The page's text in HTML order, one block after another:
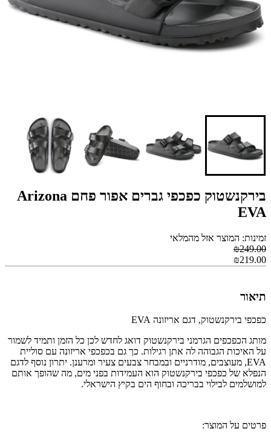
בירקנשטוק כפכפי גברים אפור פחם Arizona
EVA
זמינות: המוצר אזל מהמלאי
₪249.00
₪219.00
תיאור
כפכפי בירקנשטוק, דגם אריזונה EVA
מותג הכפכפים הגרמני בירקנשטוק דואג לחדש לכן כל הזמן ותמיד לשמור
על האיכות הגבוהה לה אתן רגילות. כך גם בכפכפי אריזונה עם סוליית
EVA, מעוצבים, מודרניים ובמבחר צבעים צעיר ומרענן. יתרון נוסף לדגם
הנפלא של כפכפי בירקנשטוק הוא העמידות בפני מים, מה שהופך אותם
למושלמים לבילוי בבריכה ובחוף הים בקיץ הישראלי.
פרטים על המוצר: